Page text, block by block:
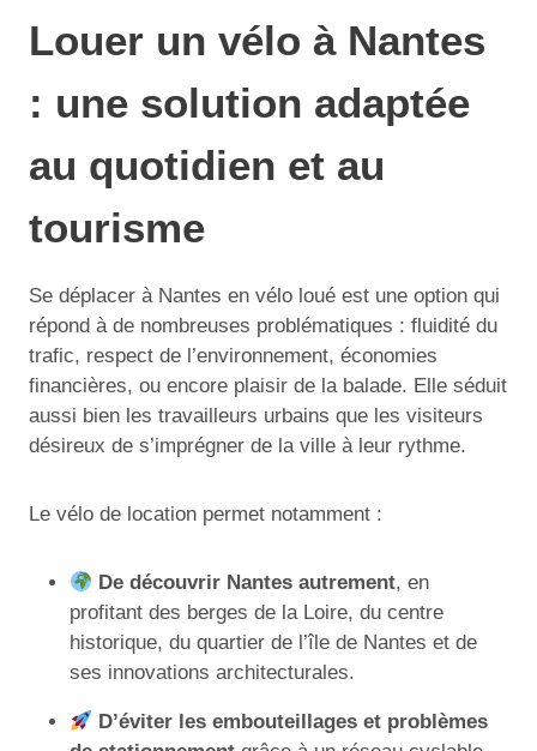
Louer un vélo à Nantes
: une solution adaptée
au quotidien et au
tourisme
Se déplacer à Nantes en vélo loué est une option qui
répond à de nombreuses problématiques : fluidité du
trafic, respect de l’environnement, économies
financières, ou encore plaisir de la balade. Elle séduit
aussi bien les travailleurs urbains que les visiteurs
désireux de s’imprégner de la ville à leur rythme.
Le vélo de location permet notamment :
De découvrir Nantes autrement, en
profitant des berges de la Loire, du centre
historique, du quartier de l’île de Nantes et de
ses innovations architecturales.
D’éviter les embouteillages et problèmes